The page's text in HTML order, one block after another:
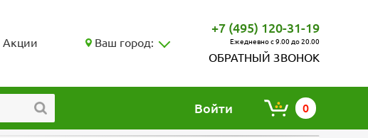
Акции Ваш город:
+7 (495) 120-31-19
Ежедневно с 9.00 до 20.00
ОБРАТНЫЙ ЗВОНОК
Войти 0